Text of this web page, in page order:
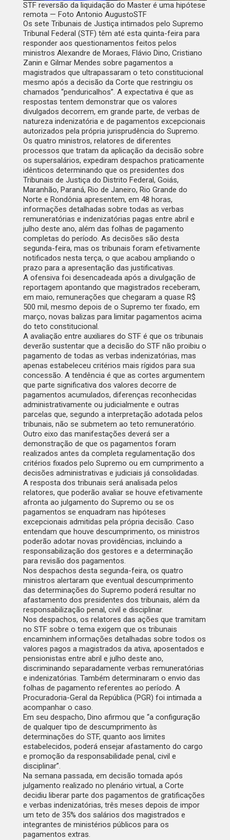
STF reversão da liquidação do Master é uma hipótese
remota — Foto Antonio AugustoSTF
Os sete Tribunais de Justiça intimados pelo Supremo
Tribunal Federal (STF) têm até esta quinta-feira para
responder aos questionamentos feitos pelos
ministros Alexandre de Moraes, Flávio Dino, Cristiano
Zanin e Gilmar Mendes sobre pagamentos a
magistrados que ultrapassaram o teto constitucional
mesmo após a decisão da Corte que restringiu os
chamados “penduricalhos”. A expectativa é que as
respostas tentem demonstrar que os valores
divulgados decorrem, em grande parte, de verbas de
natureza indenizatória e de pagamentos excepcionais
autorizados pela própria jurisprudência do Supremo.
Os quatro ministros, relatores de diferentes
processos que tratam da aplicação da decisão sobre
os supersalários, expediram despachos praticamente
idênticos determinando que os presidentes dos
Tribunais de Justiça do Distrito Federal, Goiás,
Maranhão, Paraná, Rio de Janeiro, Rio Grande do
Norte e Rondônia apresentem, em 48 horas,
informações detalhadas sobre todas as verbas
remuneratórias e indenizatórias pagas entre abril e
julho deste ano, além das folhas de pagamento
completas do período. As decisões são desta
segunda-feira, mas os tribunais foram efetivamente
notificados nesta terça, o que acabou ampliando o
prazo para a apresentação das justificativas.
A ofensiva foi desencadeada após a divulgação de
reportagem apontando que magistrados receberam,
em maio, remunerações que chegaram a quase R$
500 mil, mesmo depois de o Supremo ter fixado, em
março, novas balizas para limitar pagamentos acima
do teto constitucional.
A avaliação entre auxiliares do STF é que os tribunais
deverão sustentar que a decisão do STF não proibiu o
pagamento de todas as verbas indenizatórias, mas
apenas estabeleceu critérios mais rígidos para sua
concessão. A tendência é que as cortes argumentem
que parte significativa dos valores decorre de
pagamentos acumulados, diferenças reconhecidas
administrativamente ou judicialmente e outras
parcelas que, segundo a interpretação adotada pelos
tribunais, não se submetem ao teto remuneratório.
Outro eixo das manifestações deverá ser a
demonstração de que os pagamentos foram
realizados antes da completa regulamentação dos
critérios fixados pelo Supremo ou em cumprimento a
decisões administrativas e judiciais já consolidadas.
A resposta dos tribunais será analisada pelos
relatores, que poderão avaliar se houve efetivamente
afronta ao julgamento do Supremo ou se os
pagamentos se enquadram nas hipóteses
excepcionais admitidas pela própria decisão. Caso
entendam que houve descumprimento, os ministros
poderão adotar novas providências, incluindo a
responsabilização dos gestores e a determinação
para revisão dos pagamentos.
Nos despachos desta segunda-feira, os quatro
ministros alertaram que eventual descumprimento
das determinações do Supremo poderá resultar no
afastamento dos presidentes dos tribunais, além da
responsabilização penal, civil e disciplinar.
Nos despachos, os relatores das ações que tramitam
no STF sobre o tema exigem que os tribunais
encaminhem informações detalhadas sobre todos os
valores pagos a magistrados da ativa, aposentados e
pensionistas entre abril e julho deste ano,
discriminando separadamente verbas remuneratórias
e indenizatórias. Também determinaram o envio das
folhas de pagamento referentes ao período. A
Procuradoria-Geral da República (PGR) foi intimada a
acompanhar o caso.
Em seu despacho, Dino afirmou que “a configuração
de qualquer tipo de descumprimento às
determinações do STF, quanto aos limites
estabelecidos, poderá ensejar afastamento do cargo
e promoção da responsabilidade penal, civil e
disciplinar”.
Na semana passada, em decisão tomada após
julgamento realizado no plenário virtual, a Corte
decidiu liberar parte dos pagamentos de gratificações
e verbas indenizatórias, três meses depois de impor
um teto de 35% dos salários dos magistrados e
integrantes de ministérios públicos para os
pagamentos extras.